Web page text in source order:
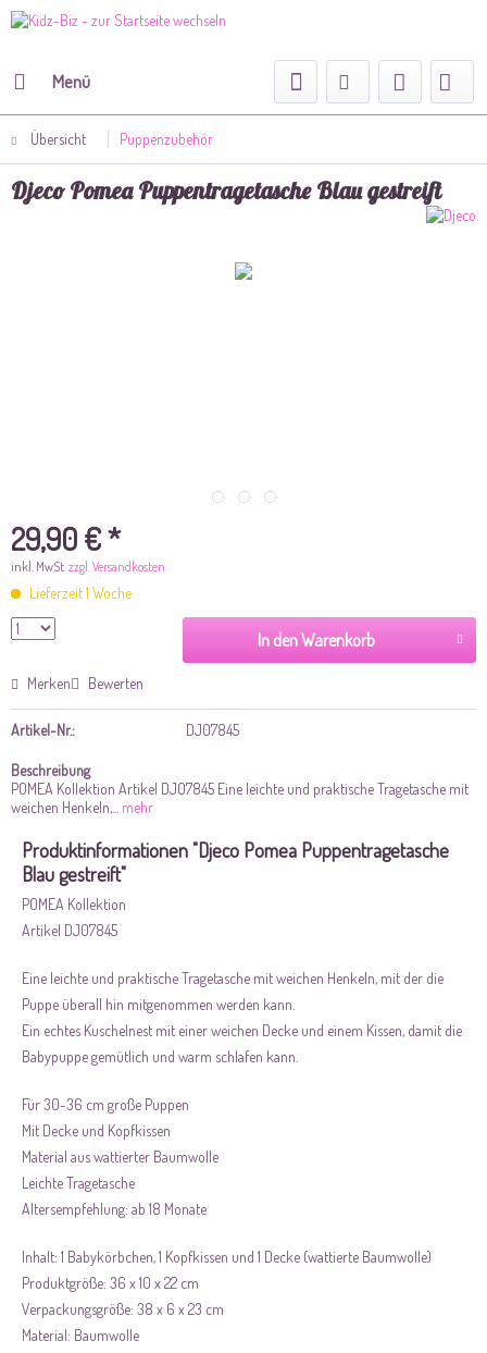
Menü
Übersicht Puppenzubehör
Djeco Pomea Puppentragetasche Blau gestreift
29,90 € *
inkl. MwSt.zzgl. Versandkosten
Lieferzeit 1 Woche
In den Warenkorb
Merken Bewerten
Artikel-Nr.: DJ07845
Beschreibung
POMEA Kollektion Artikel DJ07845 Eine leichte und praktische Tragetasche mit
weichen Henkeln,... mehr
Produktinformationen "Djeco Pomea Puppentragetasche
Blau gestreift"
POMEA Kollektion
Artikel DJ07845
Eine leichte und praktische Tragetasche mit weichen Henkeln, mit der die
Puppe überall hin mitgenommen werden kann.
Ein echtes Kuschelnest mit einer weichen Decke und einem Kissen, damit die
Babypuppe gemütlich und warm schlafen kann.
Für 30-36 cm große Puppen
Mit Decke und Kopfkissen
Material aus wattierter Baumwolle
Leichte Tragetasche
Altersempfehlung: ab 18 Monate
Inhalt: 1 Babykörbchen, 1 Kopfkissen und 1 Decke (wattierte Baumwolle)
Produktgröße: 36 x 10 x 22 cm
Verpackungsgröße: 38 x 6 x 23 cm
Material: Baumwolle